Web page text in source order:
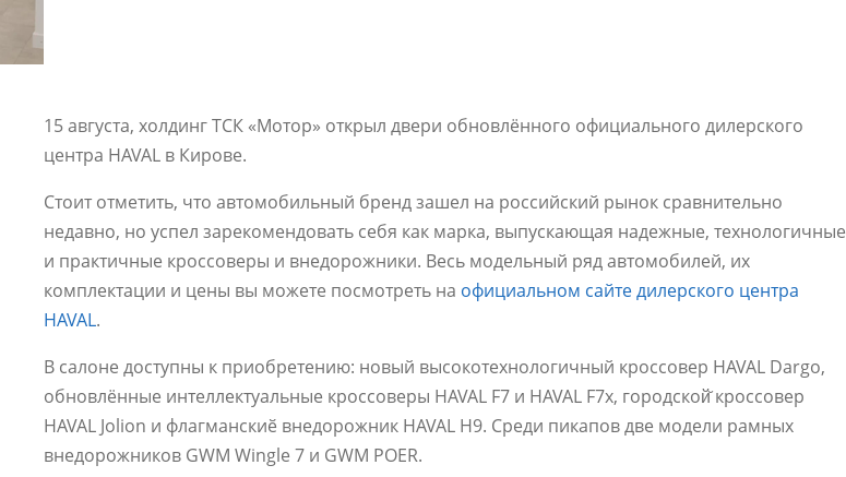
15 августа, холдинг ТСК «Мотор» открыл двери обновлённого официального дилерского
центра HAVAL в Кирове.
Стоит отметить, что автомобильный бренд зашел на российский рынок сравнительно
недавно, но успел зарекомендовать себя как марка, выпускающая надежные, технологичные
и практичные кроссоверы и внедорожники. Весь модельный ряд автомобилей, их
комплектации и цены вы можете посмотреть на официальном сайте дилерского центра
HAVAL.
В салоне доступны к приобретению: новый высокотехнологичный кроссовер HAVAL Dargo,
обновлённые интеллектуальные кроссоверы HAVAL F7 и HAVAL F7x, городской̆ кроссовер
HAVAL Jolion и флагманскиӗ внедорожник HAVAL H9. Среди пикапов две модели рамных
внедорожников GWM Wingle 7 и GWM POER.